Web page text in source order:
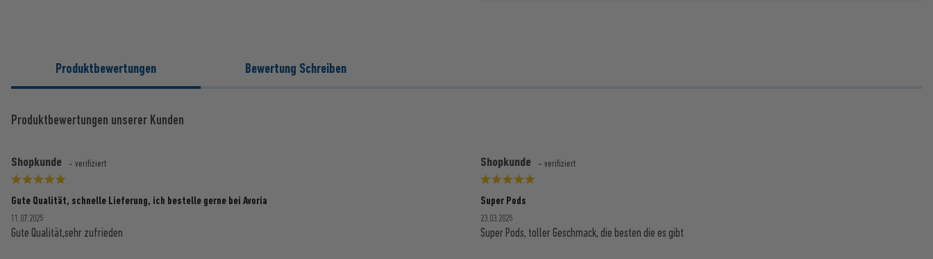
Produktbewertungen Bewertung Schreiben
Produktbewertungen unserer Kunden
Shopkunde - verifiziert
Gute Qualität, schnelle Lieferung, ich bestelle gerne bei Avoria
11.07.2025
Gute Qualität,sehr zufrieden
Shopkunde - verifiziert
Super Pods
23.03.2025
Super Pods, toller Geschmack, die besten die es gibt